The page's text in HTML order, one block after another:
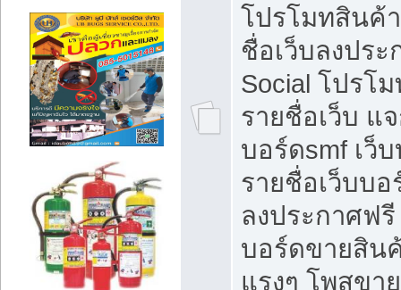
โปรโมทสินค้
ชื่อเว็บลงปร
Social โปรโ
รายชื่อเว็บ แ
บอร์ดsmf เว็
รายชื่อเว็บบ
ลงประกาศฟรี
บอร์ดขายสิน
แรงๆ โพสขา